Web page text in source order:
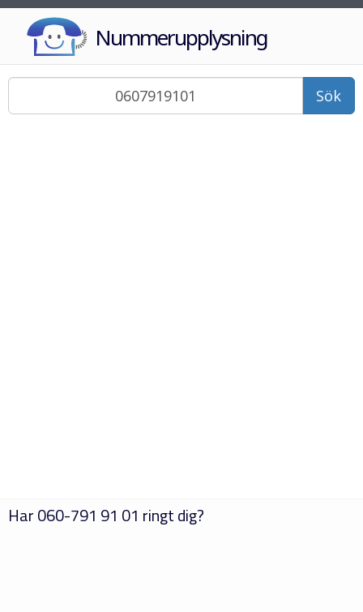
Nummerupplysning
Sök
Har060-791 91 01 ringt dig?